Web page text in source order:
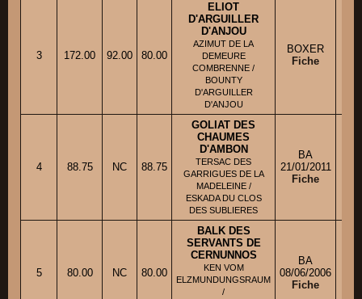
3 172.00 92.00 80.00
ELIOT
D'ARGUILLER
D'ANJOU
AZIMUT DE LA
DEMEURE
COMBRENNE /
BOUNTY
D'ARGUILLER
D'ANJOU
BOXER
Fiche
4 88.75 NC 88.75
GOLIAT DES
CHAUMES
D'AMBON
TERSAC DES
GARRIGUES DE LA
MADELEINE /
ESKADA DU CLOS
DES SUBLIERES
BA
21/01/2011
Fiche
5 80.00 NC 80.00
BALK DES
SERVANTS DE
CERNUNNOS
KEN VOM
ELZMUNDUNGSRAUM
/
BA
08/06/2006
Fiche